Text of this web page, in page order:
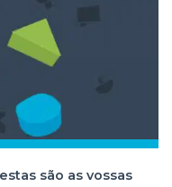
são as vossas